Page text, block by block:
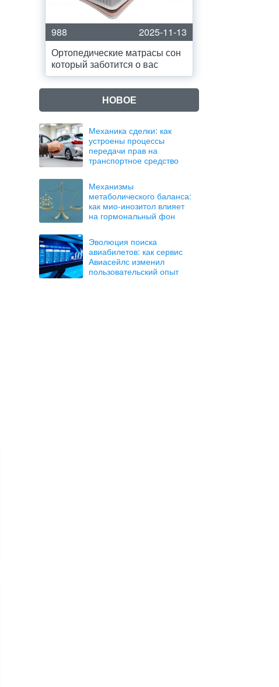
988
2025-11-13
Ортопедические матрасы сон
который заботится о вас
НОВОЕ
Механика сделки: как
устроены процессы
передачи прав на
транспортное средство
Механизмы
метаболического баланса:
как мио-инозитол влияет
на гормональный фон
Эволюция поиска
авиабилетов: как сервис
Авиасейлс изменил
пользовательский опыт